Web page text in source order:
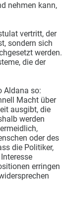
nehmen kann,
vertritt, der
sondern sich
werden.
die der
Aldana so:
Macht über
ausgibt, die
werden
oder des
die Politiker,
erringen